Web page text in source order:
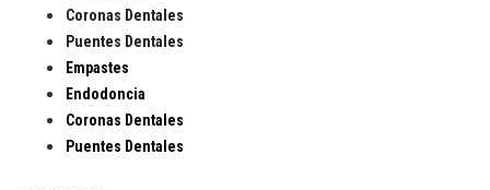
Coronas Dentales
Puentes Dentales
Empastes
Endodoncia
Coronas Dentales
Puentes Dentales